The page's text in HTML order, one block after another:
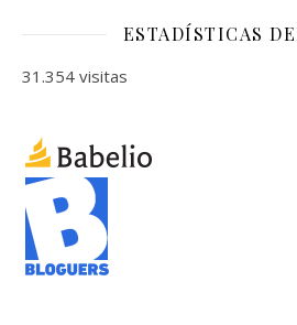
ESTADÍSTICAS
31.354 visitas